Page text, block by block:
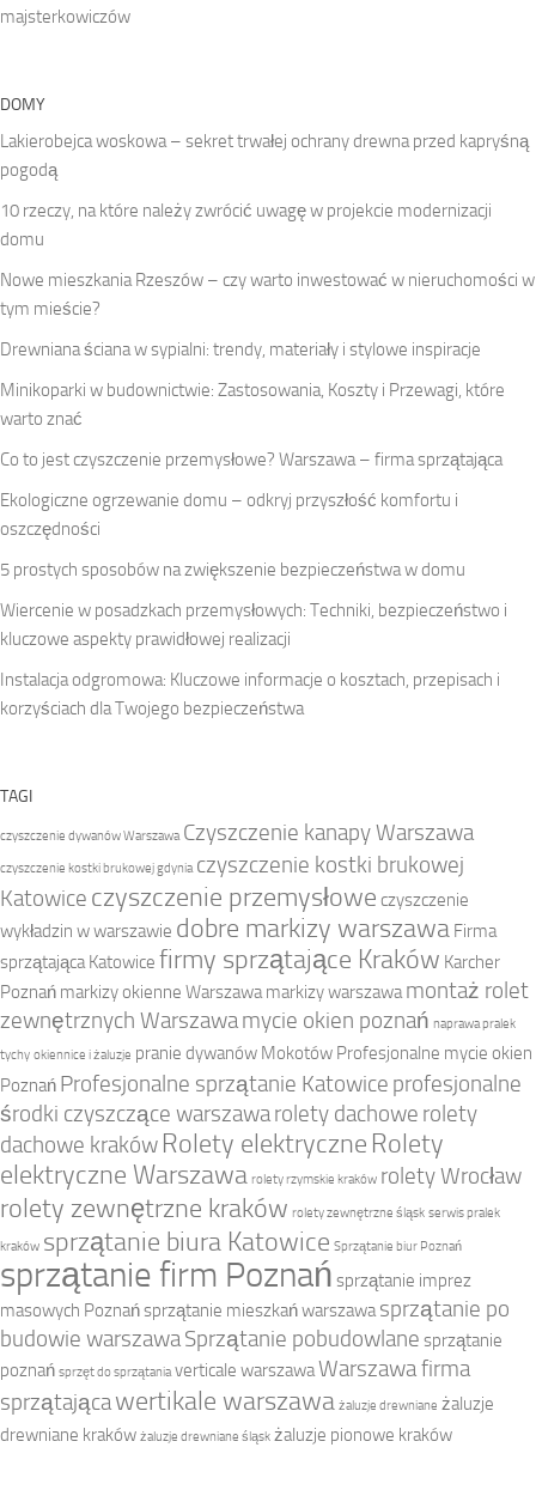
majsterkowiczów
DOMY
Lakierobejca woskowa – sekret trwałej ochrany drewna przed kapryśną
pogodą
10 rzeczy, na które należy zwrócić uwagę w projekcie modernizacji
domu
Nowe mieszkania Rzeszów – czy warto inwestować w nieruchomości w
tym mieście?
Drewniana ściana w sypialni: trendy, materiały i stylowe inspiracje
Minikoparki w budownictwie: Zastosowania, Koszty i Przewagi, które
warto znać
Co to jest czyszczenie przemysłowe? Warszawa – firma sprzątająca
Ekologiczne ogrzewanie domu – odkryj przyszłość komfortu i
oszczędności
5 prostych sposobów na zwiększenie bezpieczeństwa w domu
Wiercenie w posadzkach przemysłowych: Techniki, bezpieczeństwo i
kluczowe aspekty prawidłowej realizacji
Instalacja odgromowa: Kluczowe informacje o kosztach, przepisach i
korzyściach dla Twojego bezpieczeństwa
TAGI
czyszczenie dywanów Warszawa Czyszczenie kanapy Warszawa
czyszczenie kostki brukowej gdynia czyszczenie kostki brukowej
Katowice czyszczenie przemysłowe czyszczenie
wykładzin w warszawie dobre markizy warszawa Firma
sprzątająca Katowice firmy sprzątające Kraków Karcher
Poznań markizy okienne Warszawa markizy warszawa montaż rolet
zewnętrznych Warszawamycie okien poznań naprawa pralek
tychy okiennice i żaluzje pranie dywanów Mokotów Profesjonalne mycie okien
Poznań Profesjonalne sprzątanie Katowice profesjonalne
środki czyszczące warszawarolety dachowe rolety
dachowe kraków Rolety elektryczne Rolety
elektryczne Warszawa rolety rzymskie kraków rolety Wrocław
rolety zewnętrzne kraków rolety zewnętrzne śląsk serwis pralek
kraków sprzątanie biura Katowice Sprzątanie biur Poznań
sprzątanie firm Poznań sprzątanie imprez
masowych Poznańsprzątanie mieszkań warszawa sprzątanie po
budowie warszawaSprzątanie pobudowlane sprzątanie
poznań sprzęt do sprzątania verticale warszawaWarszawa firma
sprzątającawertikale warszawa żaluzje drewniane żaluzje
drewniane kraków żaluzje drewniane śląsk żaluzje pionowe kraków